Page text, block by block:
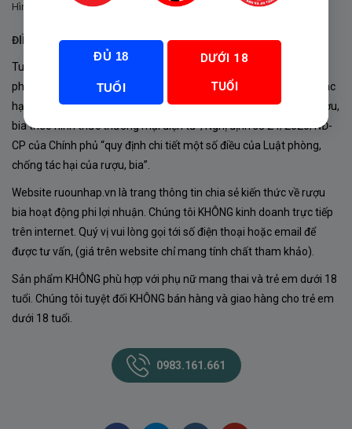
Hình thức thanh toán
ĐIỀU KHOẢN VÀ CHÍNH SÁCH
Tuân thủ Nghị định 105/2017/NĐ-CP ngày 14/9/2017 của Chính
phủ về sản xuất, kinh doanh rượu. Tuân thủ Luật “phòng chống tác
hại của rượu, bia” số 44/2019/QH14-Điều 16 về “điều kiện bán rượu,
bia theo hình thức thương mại điện tử”; Nghị định số 24/2020/NĐ-
CP của Chính phủ “quy định chi tiết một số điều của Luật phòng,
chống tác hại của rượu, bia”.
Website ruounhap.vn là trang thông tin chia sẻ kiến thức về rượu
bia hoạt động phi lợi nhuận. Chúng tôi KHÔNG kinh doanh trực tiếp
trên internet. Quý vị vui lòng gọi tới số điện thoại hoặc email để
được tư vấn, (giá trên website chỉ mang tính chất tham khảo).
Sản phẩm KHÔNG phù hợp với phụ nữ mang thai và trẻ em dưới 18
tuổi. Chúng tôi tuyệt đối KHÔNG bán hàng và giao hàng cho trẻ em
dưới 18 tuổi.
0983.161.661
ĐỦ 18
TUỔI
DƯỚI 18
TUỔI